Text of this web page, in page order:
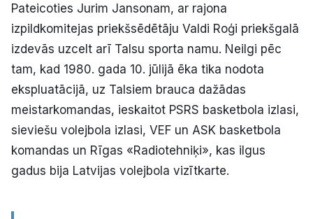
Pateicoties Jurim Jansonam, ar rajona
izpildkomitejas priekšsēdētāju Valdi Roģi priekšgalā
izdevās uzcelt arī Talsu sporta namu. Neilgi pēc
tam, kad 1980. gada 10. jūlijā ēka tika nodota
ekspluatācijā, uz Talsiem brauca dažādas
meistarkomandas, ieskaitot PSRS basketbola izlasi,
sieviešu volejbola izlasi, VEF un ASK basketbola
komandas un Rīgas «Radiotehniķi», kas ilgus
gadus bija Latvijas volejbola vizītkarte.